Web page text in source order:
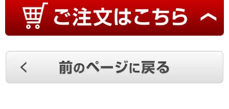
重宝しております
しました。三人家族の羽毛布団・衣類等をコンパクトに連絡に